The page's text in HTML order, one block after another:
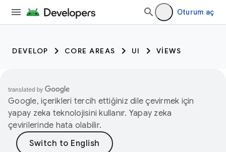
Oturum aç
DEVELOP CORE AREAS UI VIEWS
Google, içerikleri tercih ettiğiniz dile çevirmek için
yapay zeka teknolojisini kullanır. Yapay zeka
çevirilerinde hata olabilir.